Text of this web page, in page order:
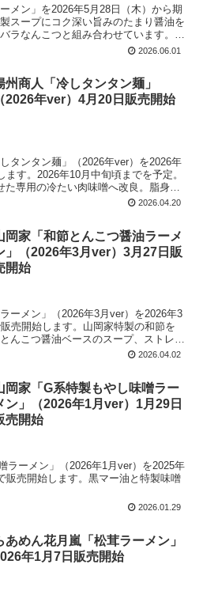
メン」を2026年5月28日（木）から期
スープにコク深い旨みのたまり醤油を
ラなんこつと組み合わせています。半
2026.06.01
州商人「冷しタンタン麺」
（2026年ver）4月20日販売開始
タンタン麺」（2026年ver）を2026年
す。2026年10月中旬頃までを予定。
専用の冷たい肉味噌へ改良。脂身の
と雑味を取り除くことで冷製でも油が
2026.04.20
岡家「和節とんこつ醤油ラーメ
」（2026年3月ver）3月27日販
開始
ーメン」（2026年3月ver）を2026年3
売開始します。山岡家特製の和節を
んこつ醤油ベースのスープ、ストレー
、ほうれん草、浮いているねぎ、白ね
2026.04.02
岡家「G系特製もやし味噌ラー
ン」（2026年1月ver）1月29日
売開始
ラーメン」（2026年1月ver）を2025年
販売開始します。黒マー油と特製味噌
2026.01.29
あめん花月嵐「松茸ラーメン」
年1月7日販売開始